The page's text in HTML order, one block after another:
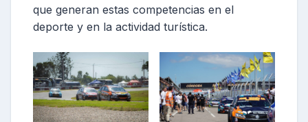
que generan estas competencias en el
deporte y en la actividad turística.